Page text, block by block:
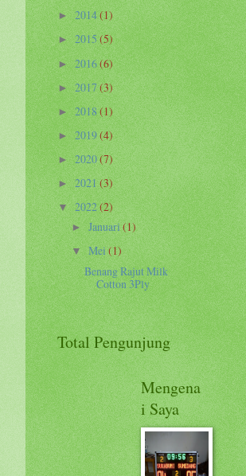
►2014(1)
►2015(5)
►2016(6)
►2017(3)
►2018(1)
►2019(4)
►2020(7)
►2021(3)
▼2022(2)
►Januari(1)
▼Mei(1)
Benang Rajut Milk
Cotton 3Ply
Total Pengunjung
Mengena
i Saya